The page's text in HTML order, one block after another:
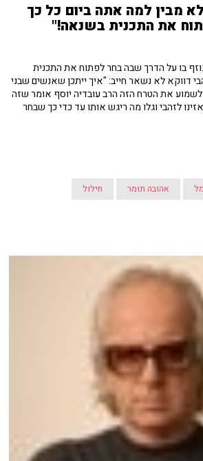
מבין למה אתה ביום כל כך
את התכנית בשנאה!"
בו על הדרך שבה בחר לפתוח את התכנית
דווקא לא נשאר חייב: "איך ייתכן שאנשים שבני
את הטרח הזה הרב עובדיה יוסף אומר שזה
לזהבי וגלו מה ריגש אותו עד כדי כך שבחר
אהובה תומר
חילול